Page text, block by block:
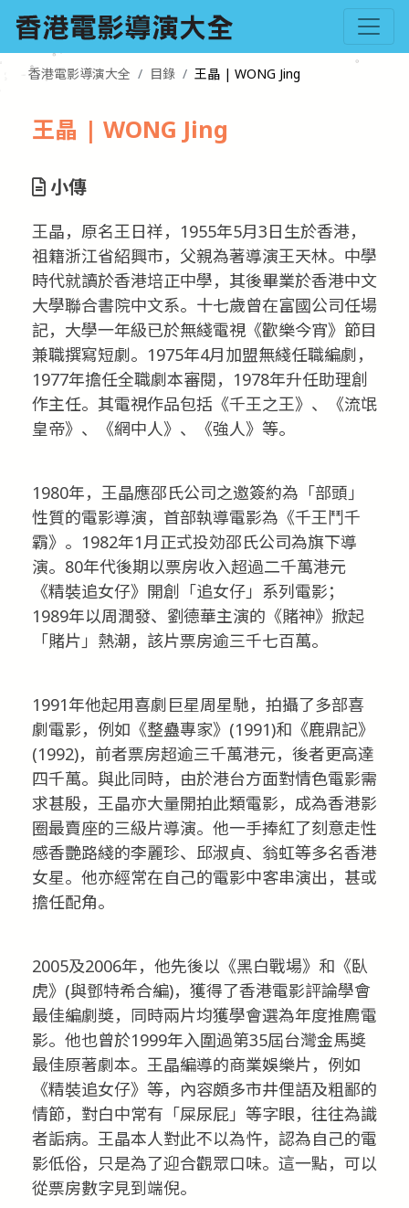
香港電影導演大全 目錄 王晶 | WONG Jing
王晶 | WONG Jing
小傳
王晶，原名王日祥，1955年5月3日生於香港，
祖籍浙江省紹興市，父親為著導演王天林。中學
時代就讀於香港培正中學，其後畢業於香港中文
大學聯合書院中文系。十七歲曾在富國公司任場
記，大學一年級已於無綫電視《歡樂今宵》節目
兼職撰寫短劇。1975年4月加盟無綫任職編劇，
1977年擔任全職劇本審閱，1978年升任助理創
作主任。其電視作品包括《千王之王》、《流氓
皇帝》、《網中人》、《強人》等。
1980年，王晶應邵氏公司之邀簽約為「部頭」
性質的電影導演，首部執導電影為《千王鬥千
霸》。1982年1月正式投効邵氏公司為旗下導
演。80年代後期以票房收入超過二千萬港元
《精裝追女仔》開創「追女仔」系列電影；
1989年以周潤發、劉德華主演的《賭神》掀起
「賭片」熱潮，該片票房逾三千七百萬。
1991年他起用喜劇巨星周星馳，拍攝了多部喜
劇電影，例如《整蠱專家》(1991)和《鹿鼎記》
(1992)，前者票房超逾三千萬港元，後者更高達
四千萬。與此同時，由於港台方面對情色電影需
求甚殷，王晶亦大量開拍此類電影，成為香港影
圈最賣座的三級片導演。他一手捧紅了刻意走性
感香艷路綫的李麗珍、邱淑貞、翁虹等多名香港
女星。他亦經常在自己的電影中客串演出，甚或
擔任配角。
2005及2006年，他先後以《黑白戰場》和《臥
虎》(與鄧特希合編)，獲得了香港電影評論學會
最佳編劇獎，同時兩片均獲學會選為年度推廌電
影。他也曾於1999年入圍過第35屆台灣金馬獎
最佳原著劇本。王晶編導的商業娛樂片，例如
《精裝追女仔》等，內容頗多市井俚語及粗鄙的
情節，對白中常有「屎尿屁」等字眼，往往為識
者詬病。王晶本人對此不以為忤，認為自己的電
影低俗，只是為了迎合觀眾口味。這一點，可以
從票房數字見到端倪。